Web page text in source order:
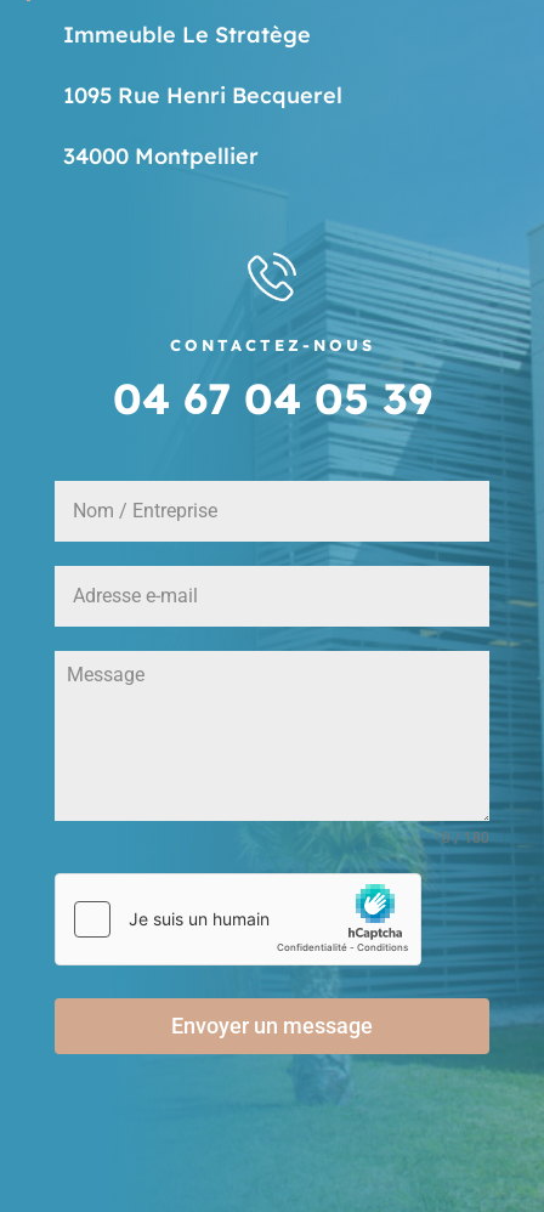
Immeuble Le Stratège
1095 Rue Henri Becquerel
34000 Montpellier
CONTACTEZ-NOUS
04 67 04 05 39
0 / 180
Envoyer un message